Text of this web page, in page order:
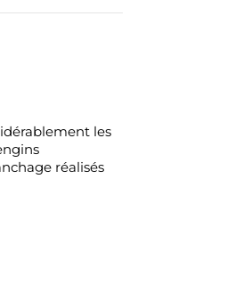
les
réalisés